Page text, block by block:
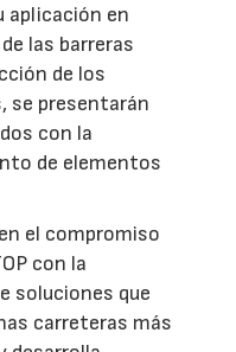
aplicación en
las barreras
de los
se presentarán
con la
de elementos
el compromiso
con la
soluciones que
carreteras más